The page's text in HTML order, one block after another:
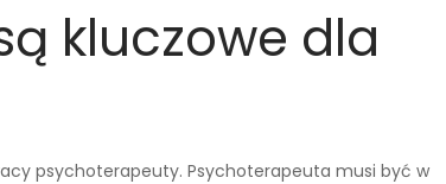
kluczowe dla
psychoterapeuty. Psychoterapeuta musi być w